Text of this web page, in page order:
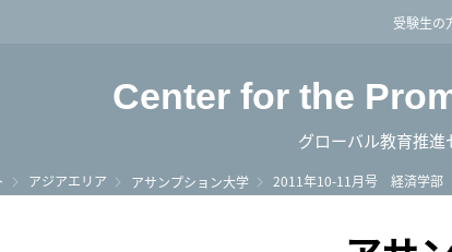
谷大学 You, Unlimited受験生の
Center for the
グローバル教育推
アジアエリア アサンプション大学 2011年10-11月号 経済学